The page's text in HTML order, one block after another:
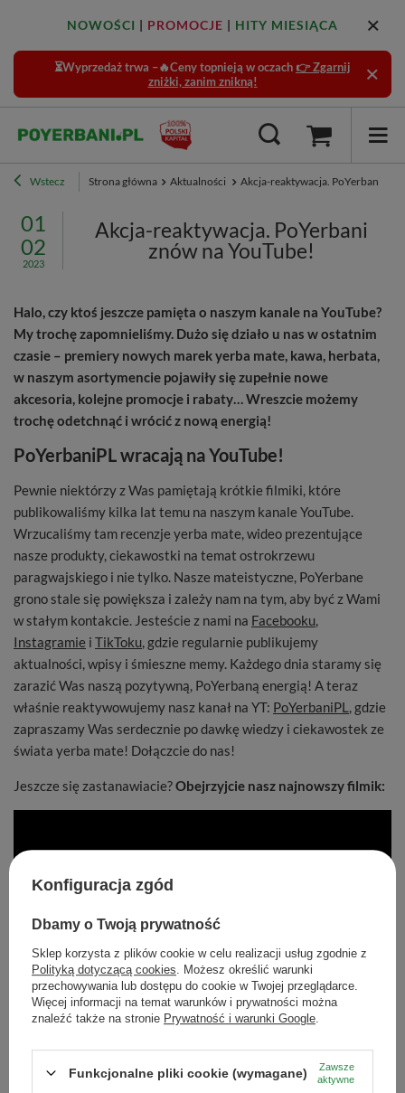
NOWOŚCI | PROMOCJE | HITY MIESIĄCA
⏳Wyprzedaż trwa –🔥Ceny topnieją w oczach 👉 Zgarnij
zniżki, zanim znikną!
Wstecz Strona główna Aktualności Akcja-reaktywacja. PoYerbani
01
02
2023
Akcja-reaktywacja. PoYerbani
znów na YouTube!
Halo, czy ktoś jeszcze pamięta o naszym kanale na YouTube?
My trochę zapomnieliśmy. Dużo się działo u nas w ostatnim
czasie – premiery nowych marek yerba mate, kawa, herbata,
w naszym asortymencie pojawiły się zupełnie nowe
akcesoria, kolejne promocje i rabaty… Wreszcie możemy
trochę odetchnąć i wrócić z nową energią!
PoYerbaniPL wracają na YouTube!
Pewnie niektórzy z Was pamiętają krótkie filmiki, które
publikowaliśmy kilka lat temu na naszym kanale YouTube.
Wrzucaliśmy tam recenzje yerba mate, wideo prezentujące
nasze produkty, ciekawostki na temat ostrokrzewu
paragwajskiego i nie tylko. Nasze mateistyczne, PoYerbane
grono stale się powiększa i zależy nam na tym, aby być z Wami
w stałym kontakcie. Jesteście z nami na Facebooku,
Instagramie i TikToku, gdzie regularnie publikujemy
aktualności, wpisy i śmieszne memy. Każdego dnia staramy się
zarazić Was naszą pozytywną, PoYerbaną energią! A teraz
właśnie reaktywowujemy nasz kanał na YT: PoYerbaniPL, gdzie
zapraszamy Was serdecznie po dawkę wiedzy i ciekawostek ze
świata yerba mate! Dołączcie do nas!
Jeszcze się zastanawiacie?Obejrzyjcie nasz najnowszy filmik:
Konfiguracja zgód
Dbamy o Twoją prywatność
Sklep korzysta z plików cookie w celu realizacji usług zgodnie z
Polityką dotyczącą cookies . Możesz określić warunki
przechowywania lub dostępu do cookie w Twojej przeglądarce.
Więcej informacji na temat warunków i prywatności można
znaleźć także na stronie Prywatność i warunki Google
Funkcjonalne pliki cookie (wymagane)
Zawsze
aktywne